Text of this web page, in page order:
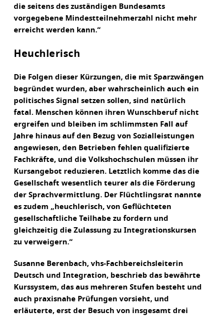
die seitens des zuständigen Bundesamts
vorgegebene Mindestteilnehmerzahl nicht mehr
erreicht werden kann.“
Heuchlerisch
Die Folgen dieser Kürzungen, die mit Sparzwängen
begründet wurden, aber wahrscheinlich auch ein
politisches Signal setzen sollen, sind natürlich
fatal. Menschen können ihren Wunschberuf nicht
ergreifen und bleiben im schlimmsten Fall auf
Jahre hinaus auf den Bezug von Sozialleistungen
angewiesen, den Betrieben fehlen qualifizierte
Fachkräfte, und die Volkshochschulen müssen ihr
Kursangebot reduzieren. Letztlich komme das die
Gesellschaft wesentlich teurer als die Förderung
der Sprachvermittlung. Der Flüchtlingsrat nannte
es zudem „heuchlerisch, von Geflüchteten
gesellschaftliche Teilhabe zu fordern und
gleichzeitig die Zulassung zu Integrationskursen
zu verweigern.“
Susanne Berenbach, vhs-Fachbereichsleiterin
Deutsch und Integration, beschrieb das bewährte
Kurssystem, das aus mehreren Stufen besteht und
auch praxisnahe Prüfungen vorsieht, und
erläuterte, erst der Besuch von insgesamt drei